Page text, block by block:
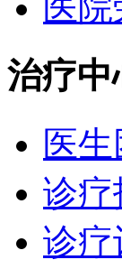
医
治疗中
医生
诊疗
诊疗